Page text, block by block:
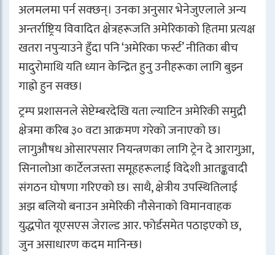
अलमलमा पर्न सक्छन्। उनका अनुसार भेनेजुएलाले अन्य
अन्तर्राष्ट्रिय विवादित क्षेत्रहरूजति अमेरिकाको हितमा प्रत्यक्ष
खतरा नपुर्‍याउने हुँदा पनि ‘अमेरिका फर्स्ट’ नीतिका बीच
मादुरोमाथि यति ध्यान केन्द्रित हुनु उनीहरूका लागि बुझ्न
गाह्रो हुन सक्छ।
ट्रम्प प्रशासनले सेप्टेम्बरदेखि यता ल्याटिन अमेरिकी समुद्री
क्षेत्रमा करिब ३० वटा आक्रमण गरेको जनाएको छ।
लागुऔषध ओसारपसार नियन्त्रणका लागि ट्रेन दे आरागुआ,
सिनालोआ कार्टेलजस्ता समूहहरूलाई विदेशी आतङ्कवादी
संगठन घोषणा गरिएको छ। साथै, क्षेत्रीय उपस्थितिलाई
अझ बलियो बनाउन अमेरिकी नौसेनाको विमानवाहक
युद्धपोत यूएसएस जेराल्ड आर. फोर्डसमेत पठाइएको छ,
जुन असाधारण कदम मानिन्छ।